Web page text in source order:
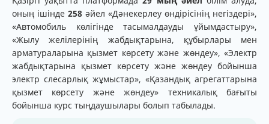
оның ішінде 258 әйел «Дәнекерлеу өндірісінің негіздері»,
«Автомобиль көлігінде тасымалдауды ұйымдастыру»,
«Жылу желілерінің жабдықтарына, құбырлары мен
арматураларына қызмет көрсету және жөндеу», «Электр
жабдықтарына қызмет көрсету және жөндеу бойынша
электр слесарлық жұмыстар», «Қазандық агрегаттарына
қызмет көрсету және жөндеу» техникалық бағыты
бойынша курс тыңдаушылары болып табылады.